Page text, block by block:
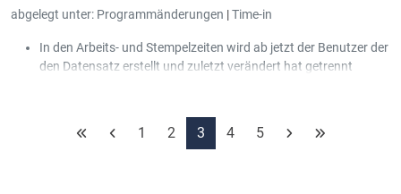
abgelegt unter: Programmänderungen |Time-in
In den Arbeits- und Stempelzeiten wird ab jetzt der Benutzer der
den Datensatz erstellt und zuletzt verändert hat getrennt
angezeigt.
1 2 3 4 5